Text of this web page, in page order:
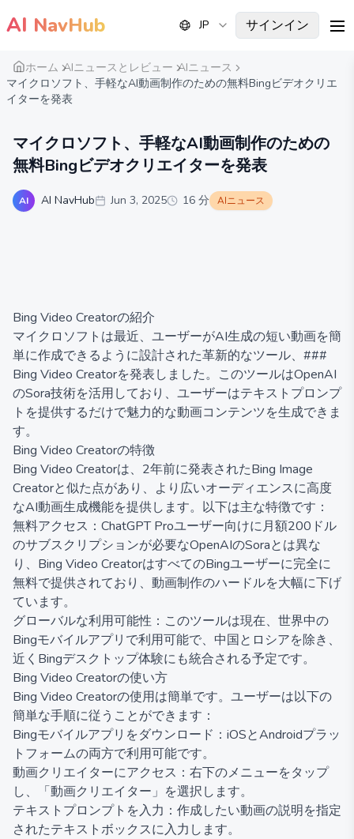
AI NavHub JP サインイン
ホーム AIニュースとレビュー AIニュース
マイクロソフト、手軽なAI動画制作のための無料Bingビデオクリエ
イターを発表
マイクロソフト、手軽なAI動画制作のための
無料Bingビデオクリエイターを発表
AI AI NavHub Jun 3, 2025 16 分 AIニュース
Bing Video Creatorの紹介
マイクロソフトは最近、ユーザーがAI生成の短い動画を簡
単に作成できるように設計された革新的なツール、###
Bing Video Creatorを発表しました。このツールはOpenAI
のSora技術を活用しており、ユーザーはテキストプロンプ
トを提供するだけで魅力的な動画コンテンツを生成できま
す。
Bing Video Creatorの特徴
Bing Video Creatorは、2年前に発表されたBing Image
Creatorと似た点があり、より広いオーディエンスに高度
なAI動画生成機能を提供します。以下は主な特徴です：
無料アクセス：ChatGPT Proユーザー向けに月額200ドル
のサブスクリプションが必要なOpenAIのSoraとは異な
り、Bing Video CreatorはすべてのBingユーザーに完全に
無料で提供されており、動画制作のハードルを大幅に下げ
ています。
グローバルな利用可能性：このツールは現在、世界中の
Bingモバイルアプリで利用可能で、中国とロシアを除き、
近くBingデスクトップ体験にも統合される予定です。
Bing Video Creatorの使い方
Bing Video Creatorの使用は簡単です。ユーザーは以下の
簡単な手順に従うことができます：
Bingモバイルアプリをダウンロード：iOSとAndroidプラッ
トフォームの両方で利用可能です。
動画クリエイターにアクセス：右下のメニューをタップ
し、「動画クリエイター」を選択します。
テキストプロンプトを入力：作成したい動画の説明を指定
されたテキストボックスに入力します。